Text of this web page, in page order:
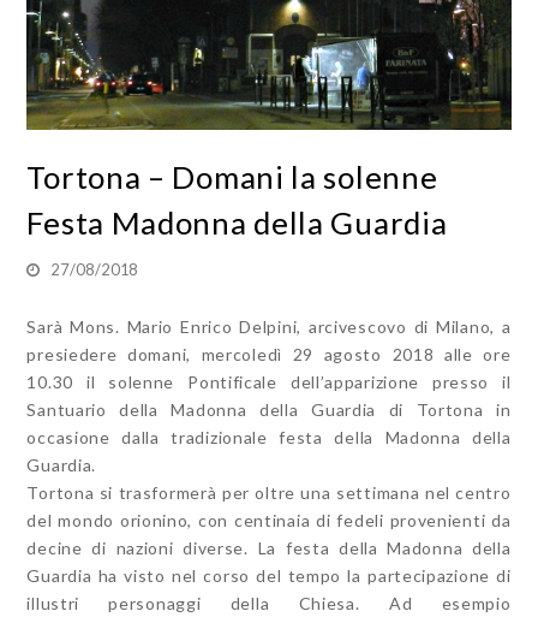
Tortona – Domani la solenne
Festa Madonna della Guardia
27/08/2018
Sarà Mons. Mario Enrico Delpini, arcivescovo di Milano, a
presiedere domani, mercoledì 29 agosto 2018 alle ore
10.30 il solenne Pontificale dell’apparizione presso il
Santuario della Madonna della Guardia di Tortona in
occasione dalla tradizionale festa della Madonna della
Guardia.
Tortona si trasformerà per oltre una settimana nel centro
del mondo orionino, con centinaia di fedeli provenienti da
decine di nazioni diverse. La festa della Madonna della
Guardia ha visto nel corso del tempo la partecipazione di
illustri personaggi della Chiesa. Ad esempio